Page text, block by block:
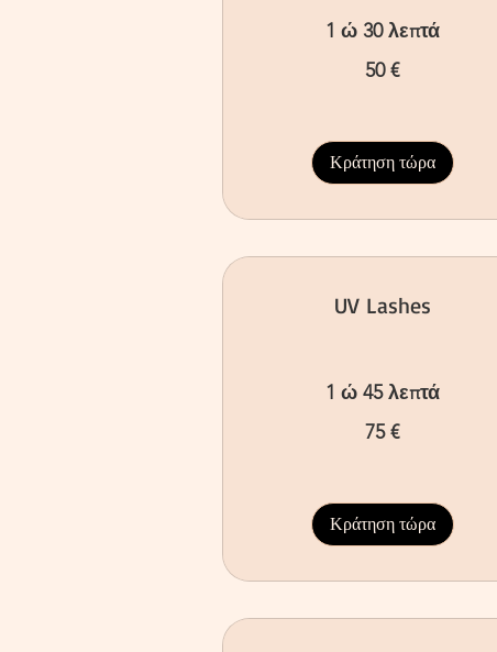
1 ώ 30 λεπτά
50 €
Κράτηση τώρα
UV Lashes
1 ώ 45 λεπτά
75 €
Κράτηση τώρα